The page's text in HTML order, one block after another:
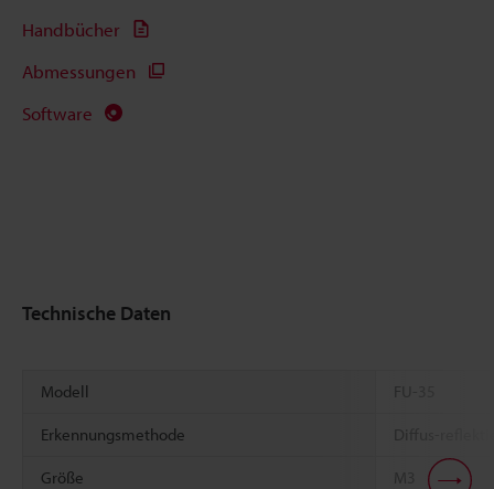
Handbücher
Abmessungen
Software
Technische Daten
Modell FU-35
Erkennungsmethode Diffus-
Größe M3